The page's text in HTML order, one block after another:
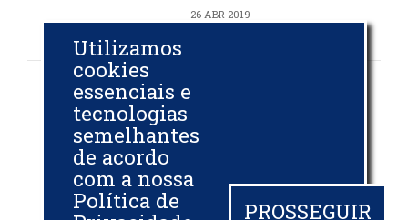
26 ABR 2019
Diesel segue com
defasagem, dizem
importadores
Utilizamos
cookies
essenciais e
tecnologias
semelhantes
de acordo
com a nossa
Política de
PROSSEGUIR